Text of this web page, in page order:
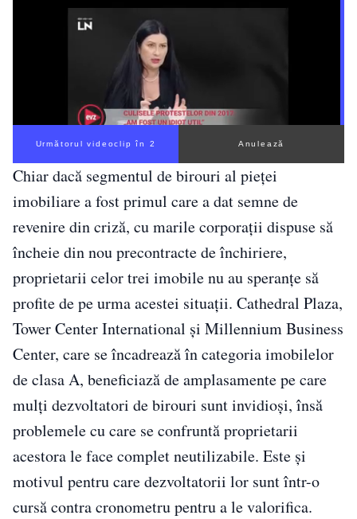
Următorul videoclip în 1 Anulează
Chiar dacă segmentul de birouri al pieţei
imobiliare a fost primul care a dat semne de
revenire din criză, cu marile corporaţii dispuse să
încheie din nou precontracte de închiriere,
proprietarii celor trei imobile nu au speranţe să
profite de pe urma acestei situaţii. Cathedral Plaza,
Tower Center International şi Millennium Business
Center, care se încadrează în categoria imobilelor
de clasa A, beneficiază de amplasamente pe care
mulţi dezvoltatori de birouri sunt invidioşi, însă
problemele cu care se confruntă proprietarii
acestora le face complet neutilizabile. Este şi
motivul pentru care dezvoltatorii lor sunt într-o
cursă contra cronometru pentru a le valorifica.